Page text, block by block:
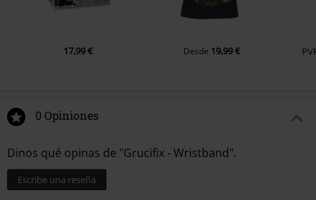
17,99 € Desde 19,99 €
0 Opiniones
Dinos qué opinas de "Grucifix - Wristband".
Escribe una reseña